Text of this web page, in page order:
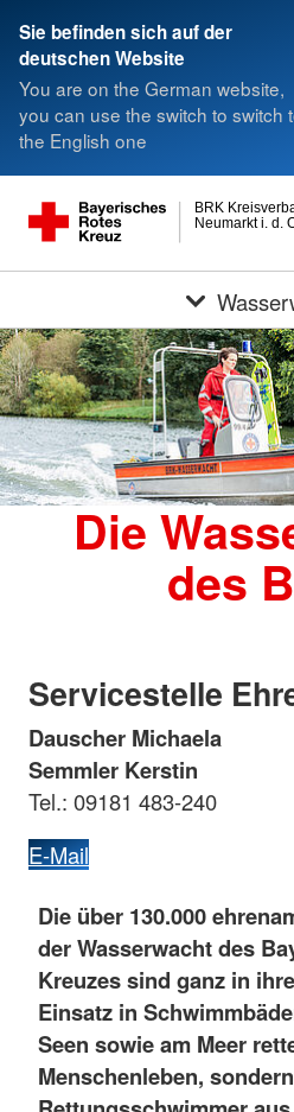
Sie befinden sich auf der
deutschen Website
You are on the German website,
you can use the switch to switch
the English one
Neumarkt i. d.
BRK
Die
des
Servicestelle
Dauscher Michaela
Semmler Kerstin
Tel.: 09181 483-240
E-Mail
Die über 130.000
der Wasserwacht des
Kreuzes sind ganz in
Einsatz in
Seen sowie am Meer
Menschenleben,